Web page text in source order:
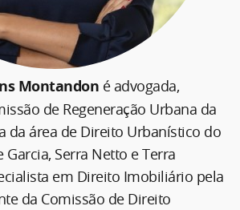
Montandon é advogada,
de Regeneração Urbana da
da área de Direito Urbanístico do
Serra Netto e Terra
em Direito Imobiliário pela
da Comissão de Direito